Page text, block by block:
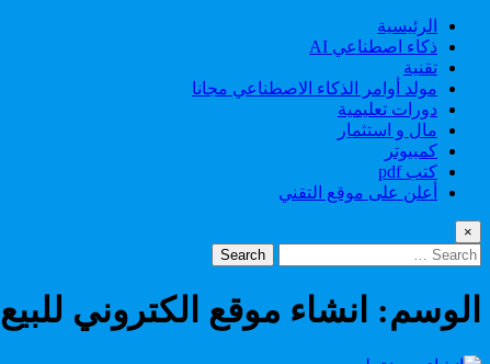
الرئيسية
ذكاء اصطناعي AI
تقنية
مولد أوامر الذكاء الاصطناعي مجانا
دورات تعليمية
مال و استثمار
كمبيوتر
كتب pdf
أعلن على موقع التقني
×
Search
for:
الوسم: انشاء موقع الكتروني للبيع